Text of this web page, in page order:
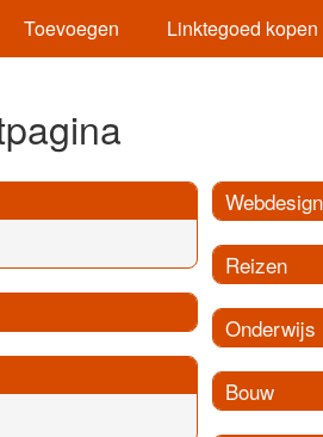
Toevoegen Linktegoed kopen
Reizen
Onderwijs
Bouw